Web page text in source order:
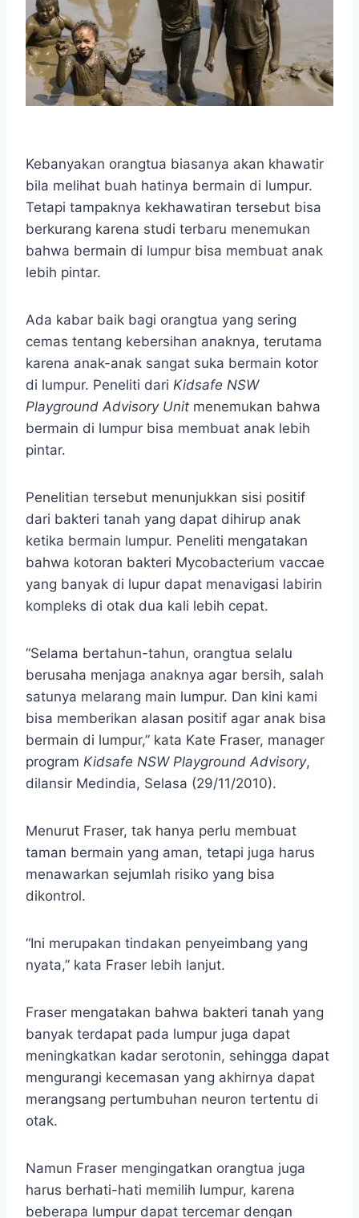
Kebanyakan orangtua biasanya akan khawatir
bila melihat buah hatinya bermain di lumpur.
Tetapi tampaknya kekhawatiran tersebut bisa
berkurang karena studi terbaru menemukan
bahwa bermain di lumpur bisa membuat anak
lebih pintar.
Ada kabar baik bagi orangtua yang sering
cemas tentang kebersihan anaknya, terutama
karena anak-anak sangat suka bermain kotor
di lumpur. Peneliti dari Kidsafe NSW
Playground Advisory Unit menemukan bahwa
bermain di lumpur bisa membuat anak lebih
pintar.
Penelitian tersebut menunjukkan sisi positif
dari bakteri tanah yang dapat dihirup anak
ketika bermain lumpur. Peneliti mengatakan
bahwa kotoran bakteri Mycobacterium vaccae
yang banyak di lupur dapat menavigasi labirin
kompleks di otak dua kali lebih cepat.
“Selama bertahun-tahun, orangtua selalu
berusaha menjaga anaknya agar bersih, salah
satunya melarang main lumpur. Dan kini kami
bisa memberikan alasan positif agar anak bisa
bermain di lumpur,” kata Kate Fraser, manager
program Kidsafe NSW Playground Advisory,
dilansir Medindia, Selasa (29/11/2010).
Menurut Fraser, tak hanya perlu membuat
taman bermain yang aman, tetapi juga harus
menawarkan sejumlah risiko yang bisa
dikontrol.
“Ini merupakan tindakan penyeimbang yang
nyata,” kata Fraser lebih lanjut.
Fraser mengatakan bahwa bakteri tanah yang
banyak terdapat pada lumpur juga dapat
meningkatkan kadar serotonin, sehingga dapat
mengurangi kecemasan yang akhirnya dapat
merangsang pertumbuhan neuron tertentu di
otak.
Namun Fraser mengingatkan orangtua juga
harus berhati-hati memilih lumpur, karena
beberapa lumpur dapat tercemar dengan